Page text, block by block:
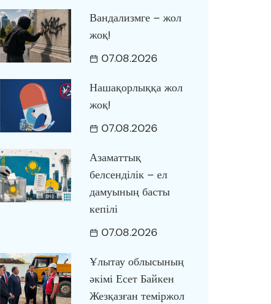
Вандализмге – жол
жоқ!
07.08.2026
Нашақорлыққа жол
жоқ!
07.08.2026
Азаматтық
белсенділік – ел
дамуының басты
кепілі
07.08.2026
Ұлытау облысының
әкімі Есет Байкен
Жезқазған теміржол